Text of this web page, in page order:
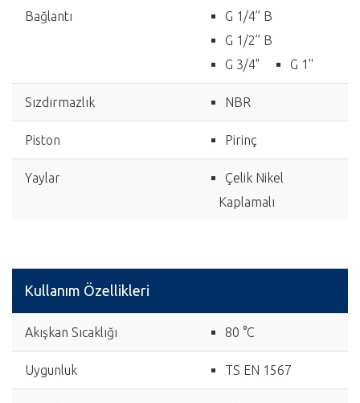
Bağlantı
G 1/4’’ B
G 1/2’’ B
G 3/4"
G 1''
Sızdırmazlık NBR
Piston Pirinç
Yaylar
Çelik Nikel
Kaplamalı
Kullanım Özellikleri
Akışkan Sıcaklığı 80 °C
Uygunluk TS EN 1567